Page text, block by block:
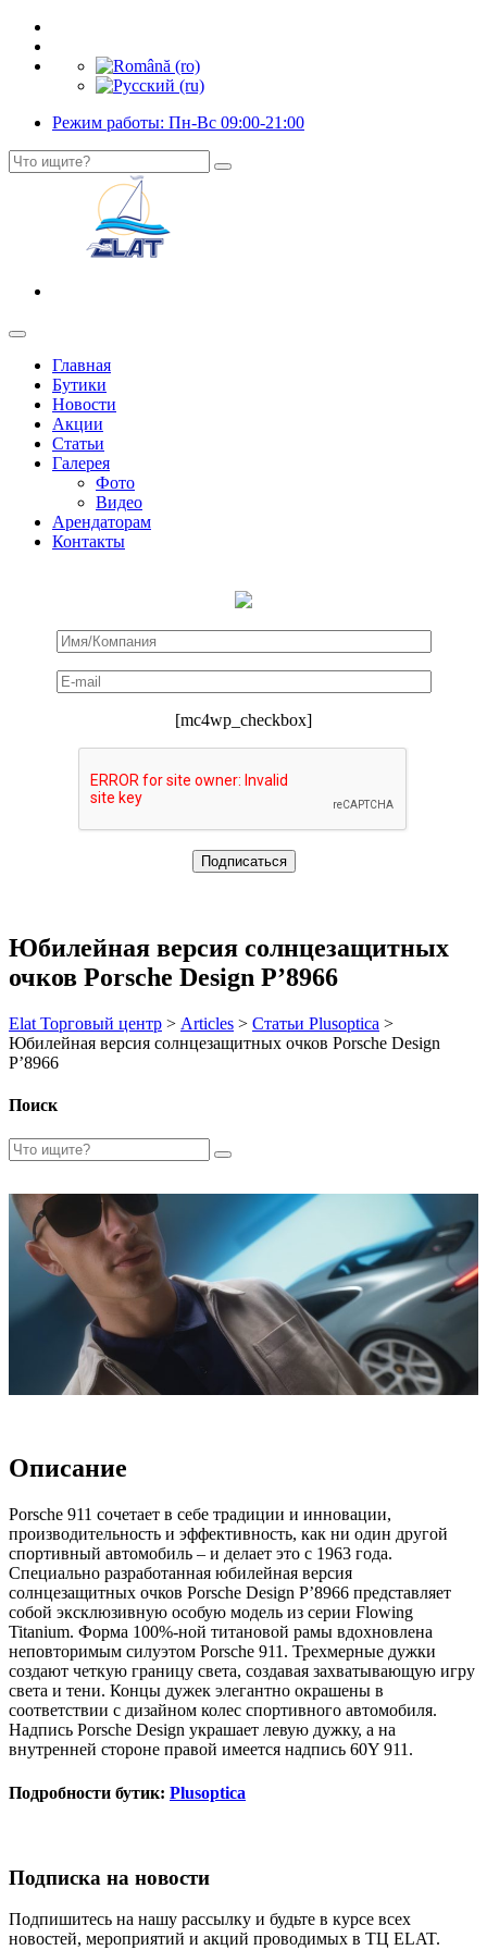
Режим работы: Пн-Вс 09:00-21:00
Главная
Бутики
Новости
Акции
Статьи
Галерея
Фото
Видео
Арендаторам
Контакты
[mc4wp_checkbox]
Юбилейная версия солнцезащитных
очков Porsche Design P’8966
Elat Торговый центр > Articles > Статьи Plusoptica >
Юбилейная версия солнцезащитных очков Porsche Design
P’8966
Поиск
Описание
Porsche 911 сочетает в себе традиции и инновации,
производительность и эффективность, как ни один другой
спортивный автомобиль – и делает это с 1963 года.
Специально разработанная юбилейная версия
солнцезащитных очков Porsche Design P’8966 представляет
собой эксклюзивную особую модель из серии Flowing
Titanium. Форма 100%-ной титановой рамы вдохновлена
неповторимым силуэтом Porsche 911. Трехмерные дужки
создают четкую границу света, создавая захватывающую игру
света и тени. Концы дужек элегантно окрашены в
соответствии с дизайном колес спортивного автомобиля.
Надпись Porsche Design украшает левую дужку, а на
внутренней стороне правой имеется надпись 60Y 911.
Подробности бутик: Plusoptica
Подписка на новости
Подпишитесь на нашу рассылку и будьте в курсе всех
новостей, мероприятий и акций проводимых в ТЦ ELAT.